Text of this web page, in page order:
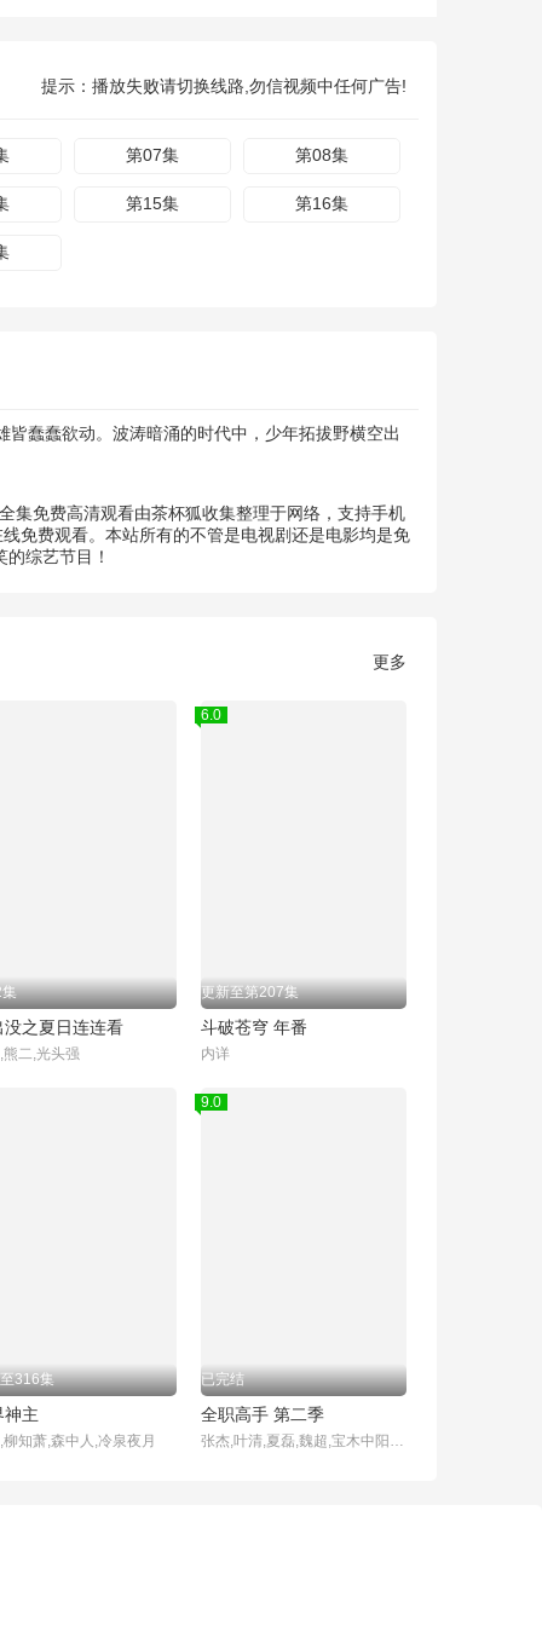
提示：播放失败请切换线路,勿信视频中任何广告!
第07集 第08集
第15集 第16集
蠢蠢欲动。波涛暗涌的时代中，少年拓拔野横空出
免费高清观看由茶杯狐收集整理于网络，支持手机
免费观看。本站所有的不管是电视剧还是电影均是免
综艺节目！
更多
没之夏日连连看
熊二,光头强
6.0
更新至第207集
斗破苍穹 年番
内详
316集
神主
柳知萧,森中人,冷泉夜月
9.0
已完结
全职高手 第二季
张杰,叶清,夏磊,魏超,宝木中阳,金弦,季冠霖,曹云图,佟心竹